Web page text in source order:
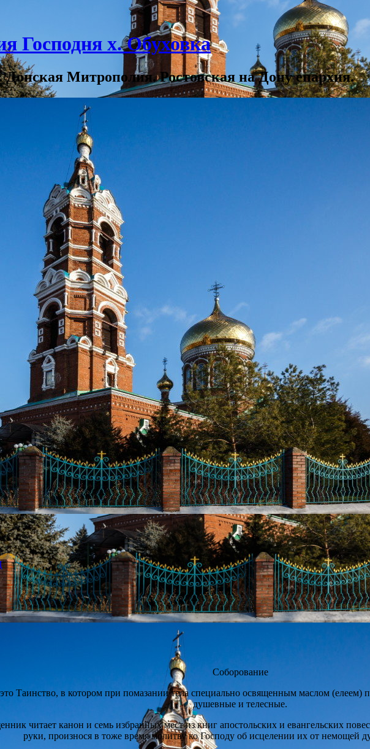
Господня х. Обуховка
Митрополия. Ростовская на Дону епархия.
Соборование
Таинство, в котором при помазании тела специально освященным маслом (елеем)
душевные и телесные.
читает канон и семь избранных мест из книг апостольских и евангельских
руки, произнося в тоже время молитву ко Господу об исцелении их от немощей